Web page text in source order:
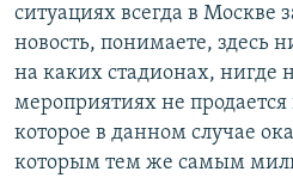
ситуациях всегда в Москве
новость, понимаете, здесь
на каких стадионах, нигде
мероприятиях не продается
которое в данном случае
которым тем же самым